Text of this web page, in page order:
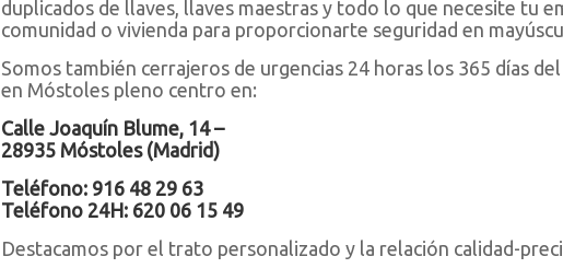
duplicados de llaves, llaves maestras y todo lo que necesite tu
comunidad o vivienda para proporcionarte seguridad en
Somos también cerrajeros de urgencias 24 horas los 365 días
en Móstoles pleno centro en:
Calle Joaquín Blume, 14 –
28935 Móstoles (Madrid)
Teléfono: 916 48 29 63
Teléfono 24H: 620 06 15 49
Destacamos por el trato personalizado y la relación calidad-